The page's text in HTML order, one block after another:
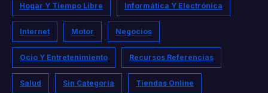
Hogar Y Tiempo Libre Informática Y Electrónica
Internet Motor Negocios
Ocio Y Entretenimiento Recursos Referencias
Salud Sin Categoría Tiendas Online